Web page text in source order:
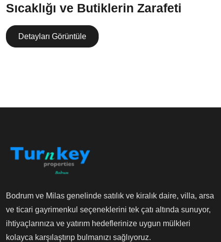
Sıcaklığı ve Butiklerin Zarafeti
Detayları Görüntüle
Bodrum ve Milas genelinde satılık ve kiralık daire, villa, arsa
ve ticari gayrimenkul seçeneklerini tek çatı altında sunuyor,
ihtiyaçlarınıza ve yatırım hedeflerinize uygun mülkleri
kolayca karşılaştırıp bulmanızı sağlıyoruz.